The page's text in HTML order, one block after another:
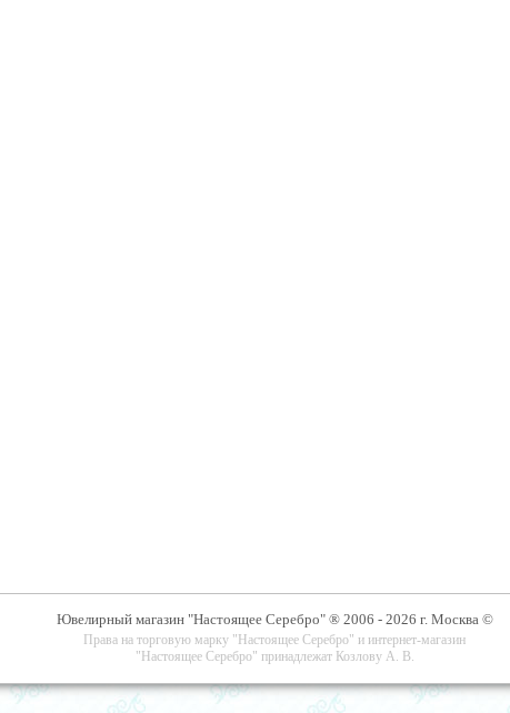
Ювелирный магазин "Настоящее Серебро" ® 2006 - 2026 г. Москва ©
Права на торговую марку "Настоящее Серебро" и интернет-магазин
"Настоящее Серебро" принадлежат Козлову А. В.